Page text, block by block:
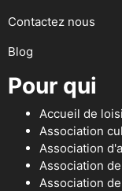
Contactez nous
Blog
Pour qui
Accueil de
Association
Association
Association
Association